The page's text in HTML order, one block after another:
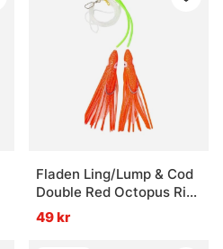
Fladen Ling/Lump & Cod
Double Red Octopus Rig
7/0 1.0mm
49 kr